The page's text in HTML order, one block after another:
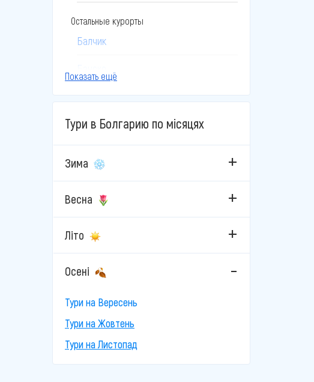
Остальные курорты
Балчик
Боровец
Бургас
Велико-Тырново
Велинград
Каварна
Лозенец
Несебр
Показать ещё
Тури в Болгарию по місяцях
Зима
Весна
Літо
Осені
Тури на Вересень
Тури на Жовтень
Тури на Листопад